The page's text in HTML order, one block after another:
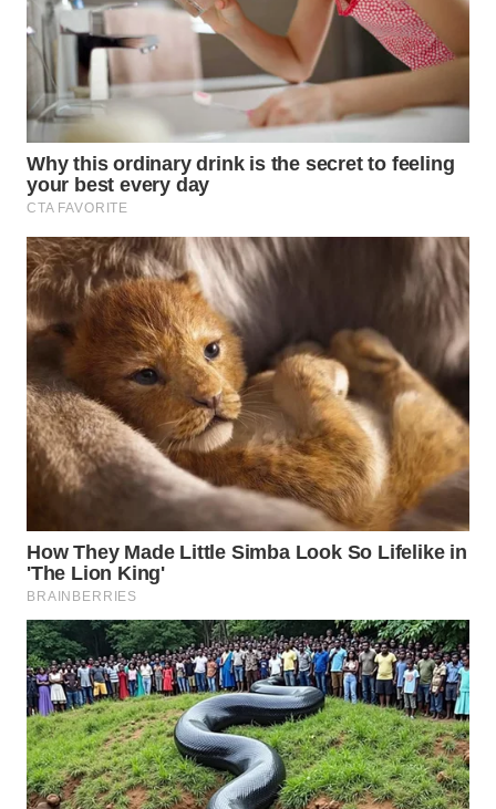
GORONTALO
SULUT
WN
MALUKU
WN
MALUT
WN
DAIRI
WN
DANAU
TOBA
WN
WN
LANGKAT
WN
TAPANULI
SELATAN
WN
TANJUNG